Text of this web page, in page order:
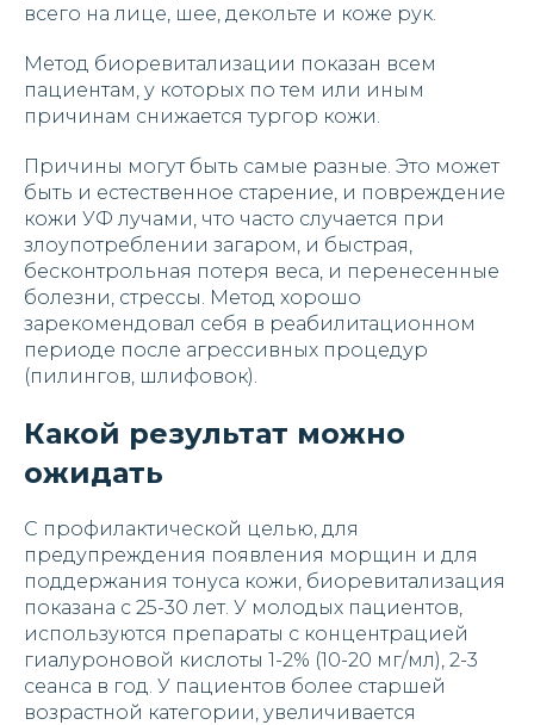
всего на лице, шее, декольте и коже рук.
Метод биоревитализации показан всем
пациентам, у которых по тем или иным
причинам снижается тургор кожи.
Причины могут быть самые разные. Это может
быть и естественное старение, и повреждение
кожи УФ лучами, что часто случается при
злоупотреблении загаром, и быстрая,
бесконтрольная потеря веса, и перенесенные
болезни, стрессы. Метод хорошо
зарекомендовал себя в реабилитационном
периоде после агрессивных процедур
(пилингов, шлифовок).
Какой результат можно
ожидать
С профилактической целью, для
предупреждения появления морщин и для
поддержания тонуса кожи, биоревитализация
показана с 25-30 лет. У молодых пациентов,
используются препараты с концентрацией
гиалуроновой кислоты 1-2% (10-20 мг/мл), 2-3
сеанса в год. У пациентов более старшей
возрастной категории, увеличивается